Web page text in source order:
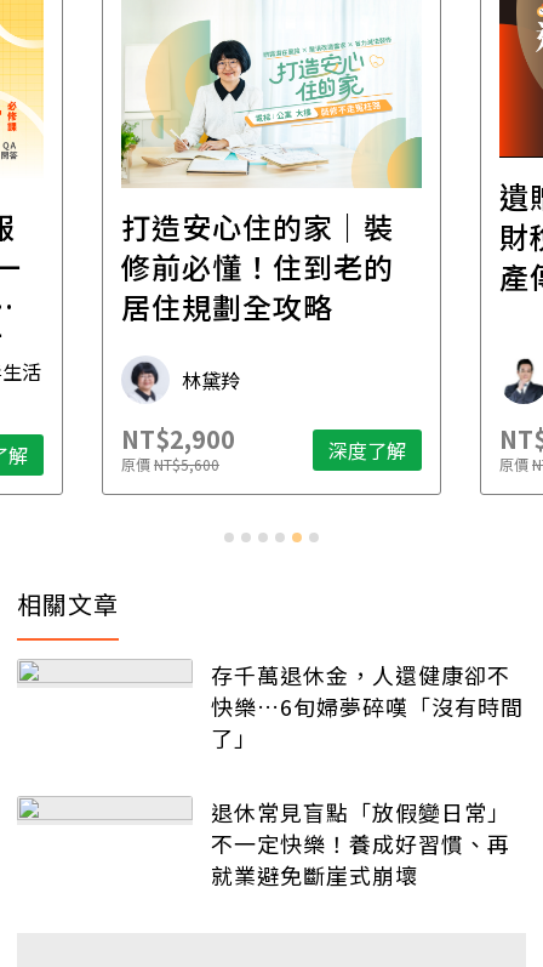
活
解
打造安心住的家｜裝
修前必懂！住到老的
居住規劃全攻略
林黛羚
NT$2,900
原價NT$5,600 深度了解
遺
財
產
原價
相關文章
存千萬退休金，人還健康卻不
快樂…6旬婦夢碎嘆「沒有時間
了」
退休常見盲點「放假變日常」
不一定快樂！養成好習慣、再
就業避免斷崖式崩壞